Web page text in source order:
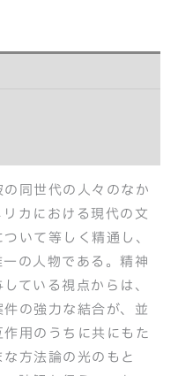
同世代の人々のなか
カにおける現代の文
いて等しく精通し、
の人物である。精神
ている視点からは、
の強力な結合が、並
用のうちに共にもた
方法論の光のもと